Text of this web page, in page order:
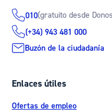
010(gratuito desde
(+34) 943 481 000
Buzón de la ciudadanía
Enlaces útiles
Ofertas de empleo